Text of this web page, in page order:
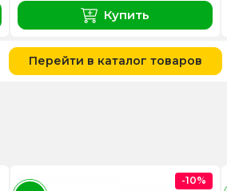
Купить
Перейти в каталог товаров
-10%